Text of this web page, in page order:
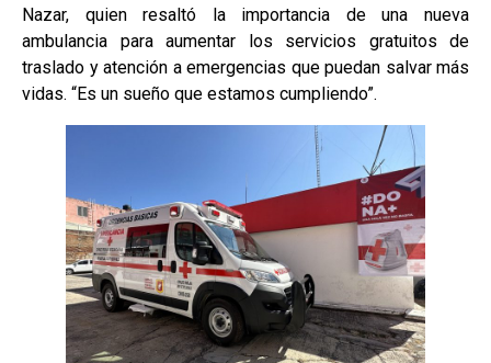
Nazar, quien resaltó la importancia de una nueva
ambulancia para aumentar los servicios gratuitos de
traslado y atención a emergencias que puedan salvar más
vidas. “Es un sueño que estamos cumpliendo”.